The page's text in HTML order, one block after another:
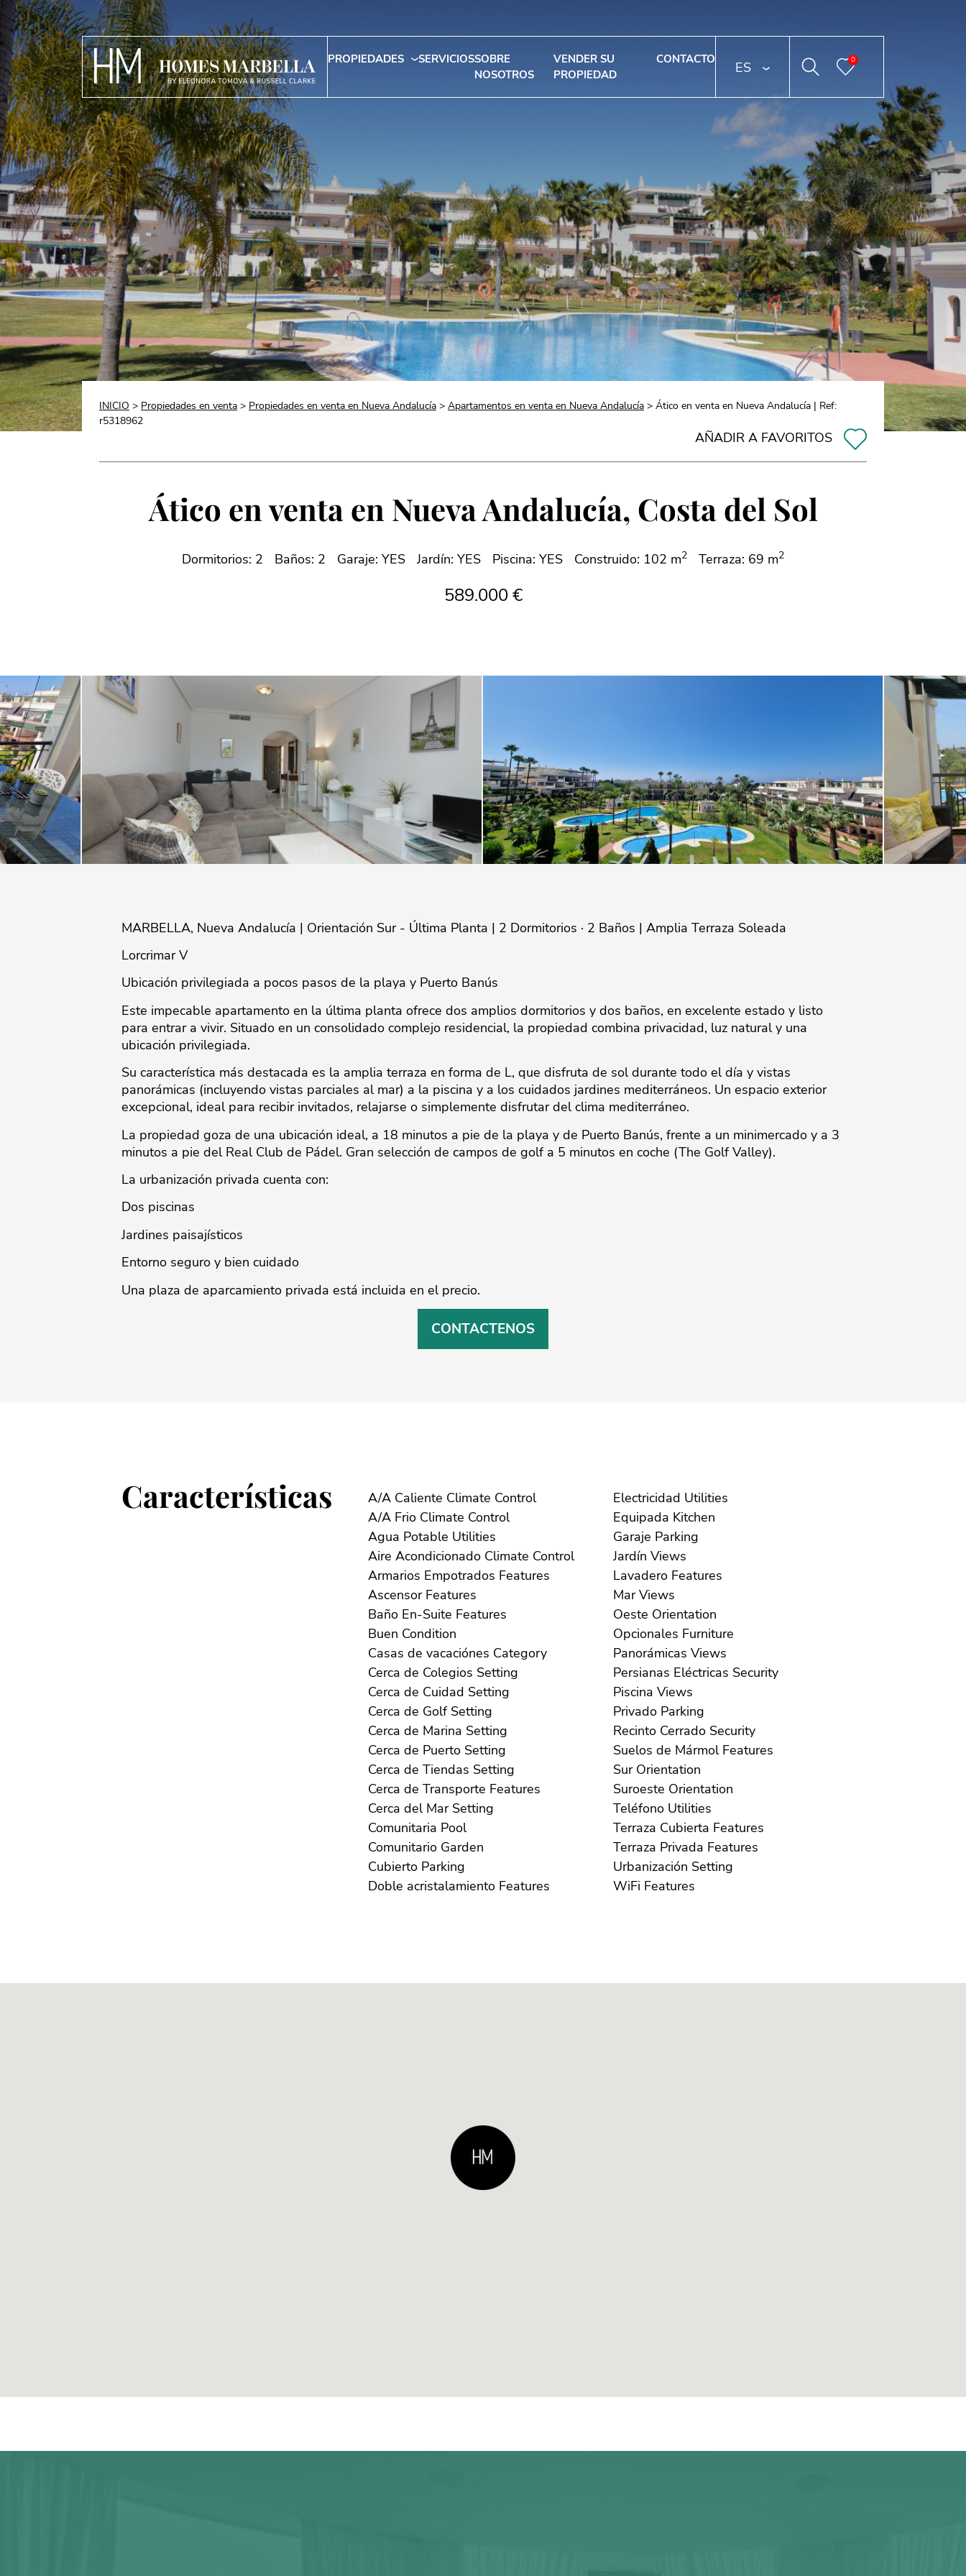
PROPIEDADES SERVICIOSSOBRE
NOSOTROS
VENDER SU
PROPIEDAD
CONTACTO
ESPAÑOL 0
INICIO > Propiedades en venta > Propiedades en venta en Nueva Andalucía > Apartamentos en venta en Nueva Andalucía > Ático en venta en Nueva Andalucía | Ref:
r5318962
AÑADIR A FAVORITOS
Ático en venta en Nueva Andalucía, Costa del Sol
Dormitorios: 2 Baños: 2 Garaje: YES Jardín: YES Piscina: YES Construido: 102 m2 Terraza: 69 m2
589.000 €
MARBELLA, Nueva Andalucía | Orientación Sur - Última Planta | 2 Dormitorios · 2 Baños | Amplia Terraza Soleada
Lorcrimar V
Ubicación privilegiada a pocos pasos de la playa y Puerto Banús
Este impecable apartamento en la última planta ofrece dos amplios dormitorios y dos baños, en excelente estado y listo
para entrar a vivir. Situado en un consolidado complejo residencial, la propiedad combina privacidad, luz natural y una
ubicación privilegiada.
Su característica más destacada es la amplia terraza en forma de L, que disfruta de sol durante todo el día y vistas
panorámicas (incluyendo vistas parciales al mar) a la piscina y a los cuidados jardines mediterráneos. Un espacio exterior
excepcional, ideal para recibir invitados, relajarse o simplemente disfrutar del clima mediterráneo.
La propiedad goza de una ubicación ideal, a 18 minutos a pie de la playa y de Puerto Banús, frente a un minimercado y a 3
minutos a pie del Real Club de Pádel. Gran selección de campos ‌de ‌golf ‌a ‌5 ‌minutos en coche ‌(The ‌Golf ‌Valley).
La ‌urbanización ‌privada cuenta ‌con:
Dos ‌piscinas
Jardines ‌paisajísticos
Entorno ‌seguro ‌y bien cuidado
Una ‌plaza de aparcamiento ‌privada ‌está ‌incluida ‌en ‌el ‌precio.
CONTACTENOS
Características
A/A Caliente Climate Control
A/A Frio Climate Control
Agua Potable Utilities
Aire Acondicionado Climate Control
Armarios Empotrados Features
Ascensor Features
Baño En-Suite Features
Buen Condition
Casas de vacaciónes Category
Cerca de Colegios Setting
Cerca de Cuidad Setting
Cerca de Golf Setting
Cerca de Marina Setting
Cerca de Puerto Setting
Cerca de Tiendas Setting
Cerca de Transporte Features
Cerca del Mar Setting
Comunitaria Pool
Comunitario Garden
Cubierto Parking
Doble acristalamiento Features
Electricidad Utilities
Equipada Kitchen
Garaje Parking
Jardín Views
Lavadero Features
Mar Views
Oeste Orientation
Opcionales Furniture
Panorámicas Views
Persianas Eléctricas Security
Piscina Views
Privado Parking
Recinto Cerrado Security
Suelos de Mármol Features
Sur Orientation
Suroeste Orientation
Teléfono Utilities
Terraza Cubierta Features
Terraza Privada Features
Urbanización Setting
WiFi Features